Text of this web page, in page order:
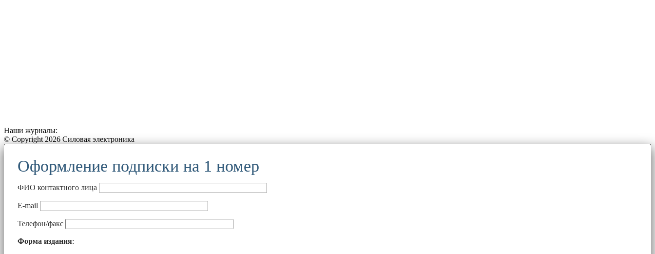
Наши журналы:
© Copyright 2026 Силовая электроника
Оформление подписки на 1 номер
ФИО контактного лица
E-mail
Телефон/факс
Форма издания: